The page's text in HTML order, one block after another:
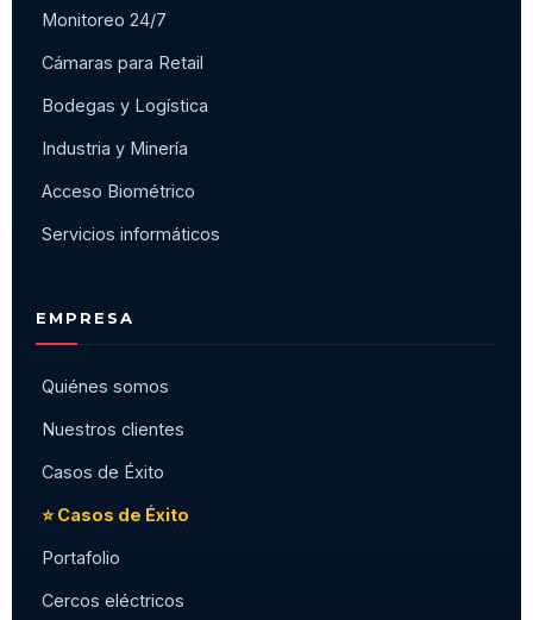
Monitoreo 24/7
Cámaras para Retail
Bodegas y Logística
Industria y Minería
Acceso Biométrico
Servicios informáticos
EMPRESA
Quiénes somos
Nuestros clientes
Casos de Éxito
⭐ Casos de Éxito
Portafolio
Cercos eléctricos